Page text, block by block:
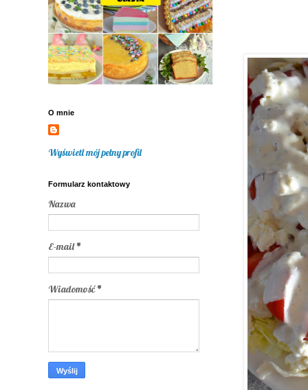
O mnie
Wyświetl mój pełny profil
Formularz kontaktowy
Nazwa
E-mail*
Wiadomość*